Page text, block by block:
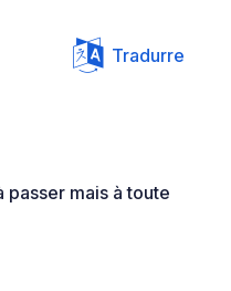
Tradurre
mais à toute